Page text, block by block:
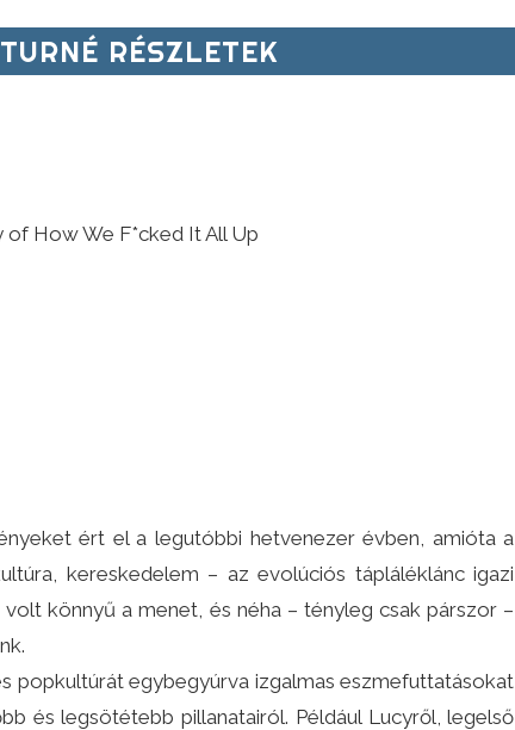
RÉSZLETEK
of How We F*cked It All Up
ért el a legutóbbi hetvenezer évben, amióta a
kereskedelem – az evolúciós tápláléklánc igazi
könnyű a menet, és néha – tényleg csak párszor –
popkultúrát egybegyúrva izgalmas eszmefuttatásokat
és legsötétebb pillanatairól. Például Lucyről, legelső